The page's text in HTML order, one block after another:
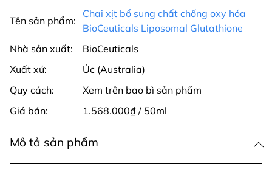
Tên sản phẩm:
Chai xịt bổ sung chất chống oxy hóa
BioCeuticals Liposomal Glutathione
Nhà sản xuất:
BioCeuticals
Xuất xứ:
Úc (Australia)
Quy cách:
Xem trên bao bì sản phẩm
Giá bán:
1.568.000₫ / 50ml
Mô tả sản phẩm